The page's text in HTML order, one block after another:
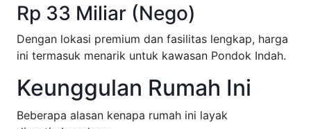
Rp 33 Miliar (Nego)
Dengan lokasi premium dan fasilitas lengkap, harga
ini termasuk menarik untuk kawasan Pondok Indah.
Keunggulan Rumah Ini
Beberapa alasan kenapa rumah ini layak